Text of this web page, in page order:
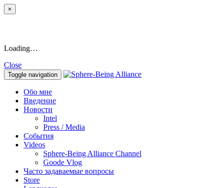
×
Loading…
Close
Toggle navigation
Обо мне
Введение
Новости
Intel
Press / Media
События
Videos
Sphere-Being Alliance Channel
Goode Vlog
Часто задаваемые вопросы
Store